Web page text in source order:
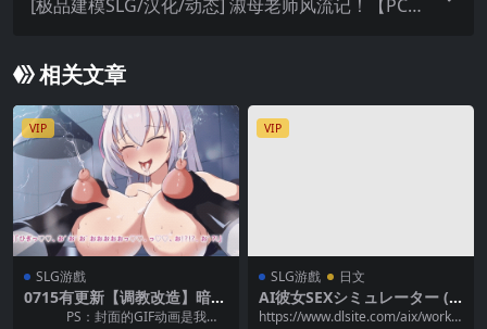
[极品建模SLG/汉化/动态] 淑母老师风流记！【PC
相关文章
VIP
SLG游戲
0715有更新【调教改造】暗夜
行动:圣核战姫 DX ~ オペレー
PS：封面的GIF动画是我从
VIP
SLG游戲 日文
AI彼女SEXシミュレーター (V
er1.1)
https://www.dlsite.com/aix/work/